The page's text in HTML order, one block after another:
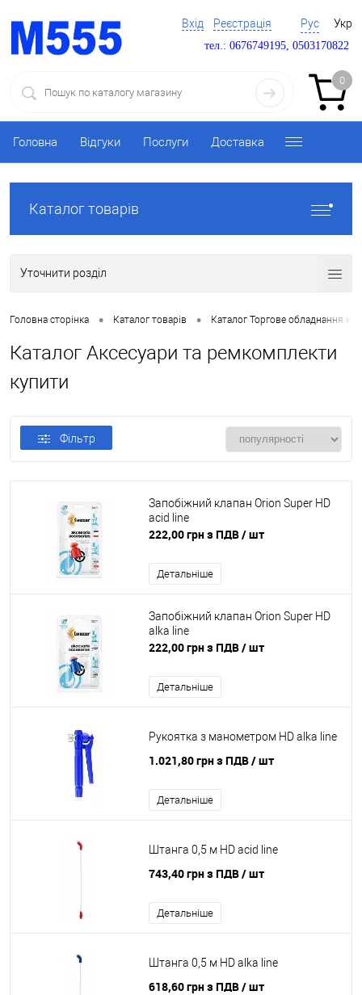
Вхід Реєстрація Рус Укр
тел.: 0676749195, 0503170822
0
Головна Відгуки Послуги Доставка
Каталог товарів
Уточнити розділ
Головна сторінка • Каталог товарів • Каталог Торгове обладнання
Каталог Аксесуари та ремкомплекти
купити
Фільтр
Запобіжний клапан Orion Super HD
acid line
222,00 грн з ПДВ/ шт
Детальніше
Запобіжний клапан Orion Super HD
alka line
222,00 грн з ПДВ/ шт
Детальніше
Рукоятка з манометром HD alka line
1.021,80 грн з ПДВ/ шт
Детальніше
Штанга 0,5 м HD acid line
743,40 грн з ПДВ/ шт
Детальніше
Штанга 0,5 м HD alka line
618,60 грн з ПДВ/ шт